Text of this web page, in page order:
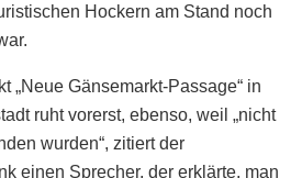
Hockern am Stand noch
„Neue Gänsemarkt-Passage“ in
ruht vorerst, ebenso, weil „nicht
wurden“, zitiert der
einen Sprecher, der erklärte, man